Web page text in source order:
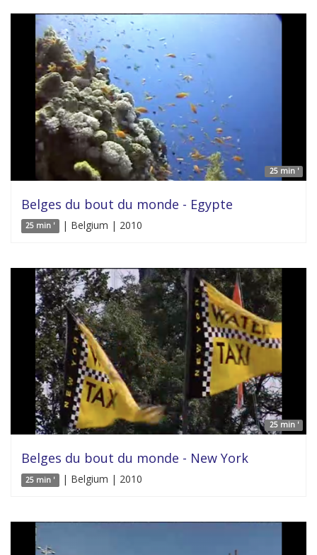
25 min '
Belges du bout du monde - Egypte
25 min ' | Belgium | 2010
25 min '
Belges du bout du monde - New York
25 min ' | Belgium | 2010